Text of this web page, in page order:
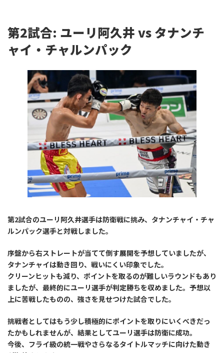
第2試合: ユーリ阿久井 vs タナンチ
ャイ・チャルンパック
第2試合のユーリ阿久井選手は防衛戦に挑み、タナンチャイ・チャ
ルンパック選手と対戦しました。
序盤から右ストレートが当てて倒す展開を予想していましたが、
タナンチャイは動き回り、戦いにくい印象でした。
クリーンヒットも減り、ポイントを取るのが難しいラウンドもあり
ましたが、最終的にユーリ選手が判定勝ちを収めました。予想以
上に苦戦したものの、強さを見せつけた試合でした。
挑戦者としてはもう少し積極的にポイントを取りにいくべきだっ
たかもしれませんが、結果としてユーリ選手は防衛に成功。
今後、フライ級の統一戦やさらなるタイトルマッチに向けた動き